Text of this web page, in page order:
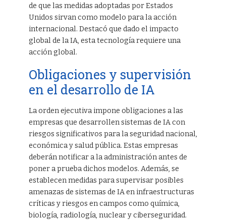
de que las medidas adoptadas por Estados
Unidos sirvan como modelo para la acción
internacional. Destacó que dado el impacto
global de la IA, esta tecnología requiere una
acción global.
Obligaciones y supervisión
en el desarrollo de IA
La orden ejecutiva impone obligaciones a las
empresas que desarrollen sistemas de IA con
riesgos significativos para la seguridad nacional,
económica y salud pública. Estas empresas
deberán notificar a la administración antes de
poner a prueba dichos modelos. Además, se
establecen medidas para supervisar posibles
amenazas de sistemas de IA en infraestructuras
críticas y riesgos en campos como química,
biología, radiología, nuclear y ciberseguridad.